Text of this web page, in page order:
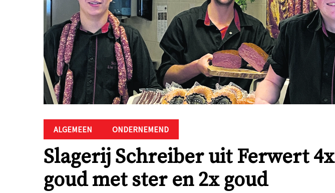
ALGEMEEN ONDERNEMEND
Slagerij Schreiber uit Ferwert 4x
goud met ster en 2x goud